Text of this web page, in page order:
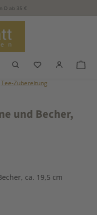
D ab 35 €
Werkzeugleiste anzeigen
Du hast 0
Tee-Zubereitung
und Becher,